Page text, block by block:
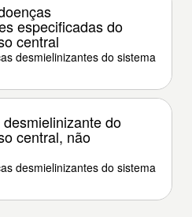
especificadas do
central
desmielinizantes do sistema
do
central, não
desmielinizantes do sistema